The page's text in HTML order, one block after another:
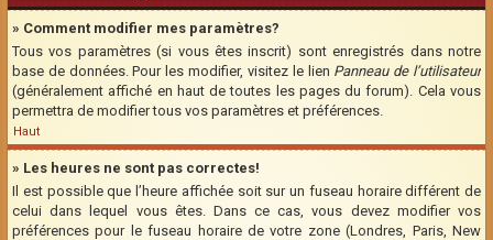
» Comment modifier mes paramètres?
Tous vos paramètres (si vous êtes inscrit) sont enregistrés dans notre
base de données. Pour les modifier, visitez le lien Panneau de l’utilisateur
(généralement affiché en haut de toutes les pages du forum). Cela vous
permettra de modifier tous vos paramètres et préférences.
Haut
» Les heures ne sont pas correctes!
Il est possible que l’heure affichée soit sur un fuseau horaire différent de
celui dans lequel vous êtes. Dans ce cas, vous devez modifier vos
préférences pour le fuseau horaire de votre zone (Londres, Paris, New